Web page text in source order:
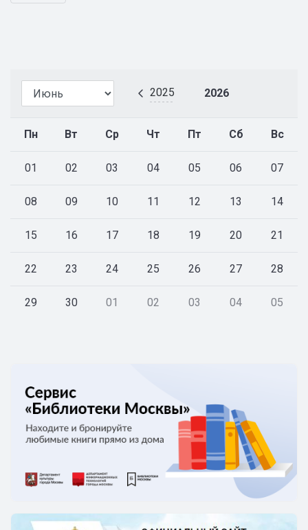
2025 2026
Пн Вт Ср Чт Пт Сб Вс
01 02 03 04 05 06 07
08 09 10 11 12 13 14
15 16 17 18 19 20 21
22 23 24 25 26 27 28
29 30 01 02 03 04 05